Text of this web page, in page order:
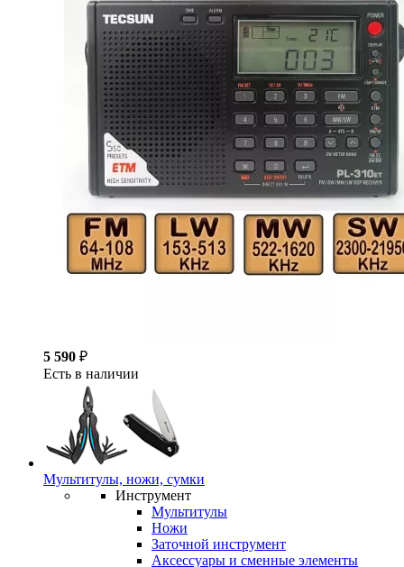
5 590 ₽
Есть в наличии
Мультитулы, ножи, сумки
Инструмент
Мультитулы
Ножи
Заточной инструмент
Аксессуары и сменные элементы